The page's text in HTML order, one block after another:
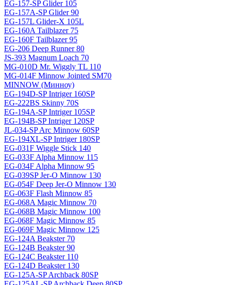
EG-157-SP Glider 105
EG-157A-SP Glider 90
EG-157L Glider-X 105L
EG-160A Tailblazer 75
EG-160F Tailblazer 95
EG-206 Deep Runner 80
JS-393 Magnum Loach 70
MG-010D Mr. Wiggly TL 110
MG-014F Minnow Jointed SM70
MINNOW (Минноу)
EG-194D-SP Intriger 160SP
EG-222BS Skinny 70S
EG-194A-SP Intriger 105SP
EG-194B-SP Intriger 120SP
JL-034-SP Arc Minnow 60SP
EG-194XL-SP Intriger 180SP
EG-031F Wiggle Stick 140
EG-033F Alpha Minnow 115
EG-034F Alpha Minnow 95
EG-039SP Jer-O Minnow 130
EG-054F Deep Jer-O Minnow 130
EG-063F Flash Minnow 85
EG-068A Magic Minnow 70
EG-068B Magic Minnow 100
EG-068F Magic Minnow 85
EG-069F Magiс Minnow 125
EG-124A Beakster 70
EG-124B Beakster 90
EG-124C Beakster 110
EG-124D Beakster 130
EG-125A-SP Archback 80SP